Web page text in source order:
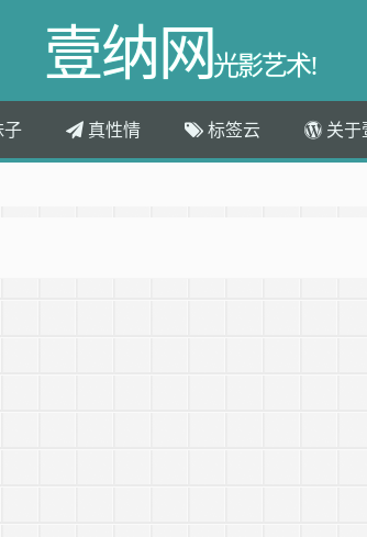
壹纳网光影艺术!
子 真性情 标签云 关于